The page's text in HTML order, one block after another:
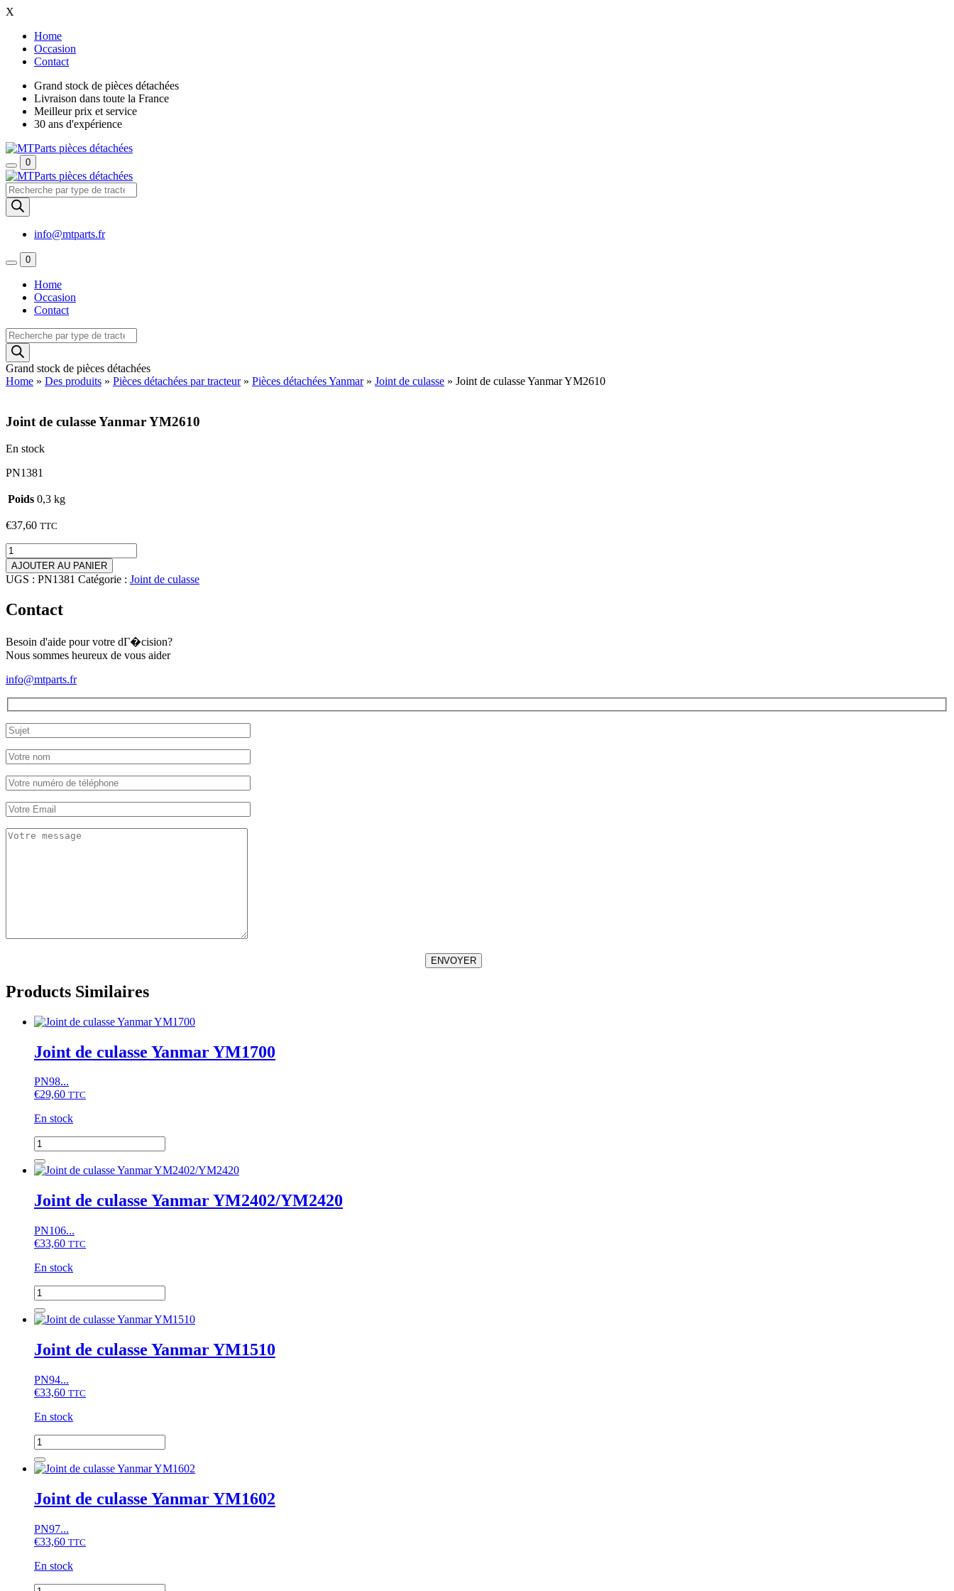
X
Home
Occasion
Contact
Grand stock de pièces détachées
Livraison dans toute la France
Meilleur prix et service
30 ans d'expérience
0
Recherche
de
produits
info@mtparts.fr
0
Home
Occasion
Contact
Recherche
de
produits
Grand stock de pièces détachées
Home » Des produits » Pièces détachées par tracteur» Pièces détachées Yanmar» Joint de culasse » Joint de culasse Yanmar YM2610
Joint de culasse Yanmar YM2610
En stock
PN1381
Poids 0,3 kg
€37,60 TTC
quantité
de
Joint
de
Yanmar
AJOUTER AU PANIER
UGS : PN1381 Catégorie : Joint de culasse
Contact
Besoin d'aide pour votre dГ�cision?
Nous sommes heureux de vous aider
info@mtparts.fr
ENVOYER
Products Similaires
Joint de culasse Yanmar YM1700
PN98...
€29,60 TTC
En stock
quantité
de
Joint
culasse
Yanmar
Joint de culasse Yanmar YM2402/YM2420
PN106...
€33,60 TTC
En stock
quantité
de
Joint
culasse
Yanmar
Joint de culasse Yanmar YM1510
PN94...
€33,60 TTC
En stock
quantité
de
Joint
culasse
Yanmar
Joint de culasse Yanmar YM1602
PN97...
€33,60 TTC
En stock